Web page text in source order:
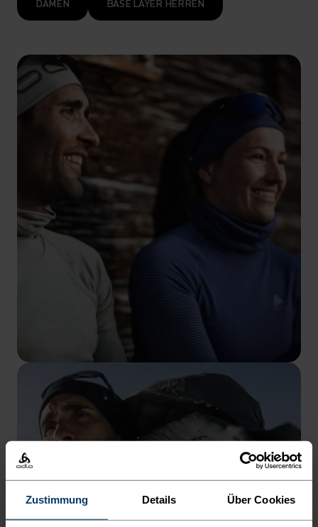
Zustimmung Details Über Cookies
DAMEN BASE LAYER HERREN